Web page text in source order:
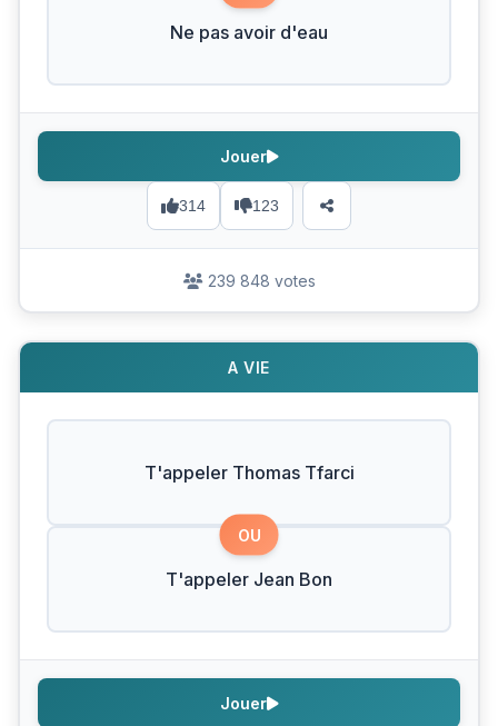
Ne pas avoir d'eau
314 123
Jouer
239 848 votes
A VIE
T'appeler Thomas Tfarci
OU
T'appeler Jean Bon
Jouer